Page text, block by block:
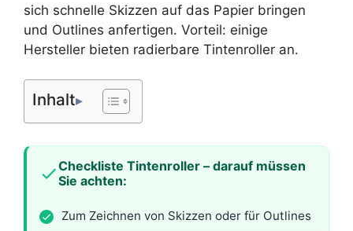
sich schnelle Skizzen auf das Papier bringen
und Outlines anfertigen. Vorteil: einige
Hersteller bieten radierbare Tintenroller an.
Inhalt
Checkliste Tintenroller – darauf müssen
Sie achten:
Zum Zeichnen von Skizzen oder für Outlines